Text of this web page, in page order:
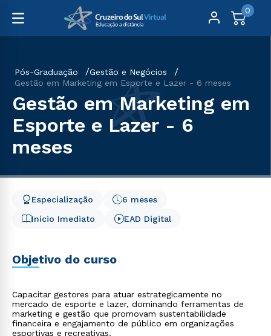
0
Pós-Graduação
Gestão e Negócios
Gestão em Marketing em Esporte e Lazer - 6 meses
Gestão em Marketing em
Esporte e Lazer - 6
meses
Início Imediato
6 meses
Especialização
EAD Digital
Objetivo do curso
Capacitar gestores para atuar estrategicamente no
mercado de esporte e lazer, dominando ferramentas de
marketing e gestão que promovam sustentabilidade
financeira e engajamento de público em organizações
esportivas e recreativas.